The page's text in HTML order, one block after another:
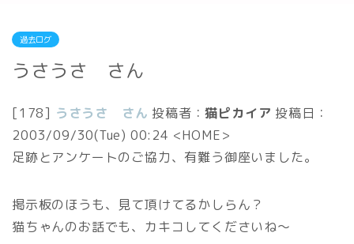
過去ログ
うさうさ さん
[178] うさうさ さん 投稿者：猫ピカイア 投稿日：
2003/09/30(Tue) 00:24 <HOME>
足跡とアンケートのご協力、有難う御座いました。
掲示板のほうも、見て頂けてるかしらん？
猫ちゃんのお話でも、カキコしてくださいね～